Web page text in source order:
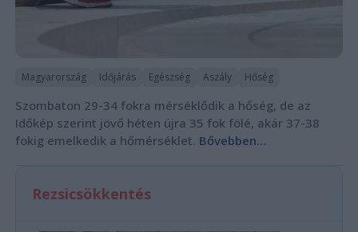
Magyarország Időjárás Egészség Aszály Hőség
Szombaton 29-34 fokra mérséklődik a hőség, de az
Időkép szerint jövő héten újra 35 fok fölé, akár 37-38
fokig emelkedik a hőmérséklet. Bővebben...
Rezsicsökkentés